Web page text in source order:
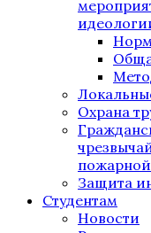
Охрана
пожарной
Защита
Студентам
Новости